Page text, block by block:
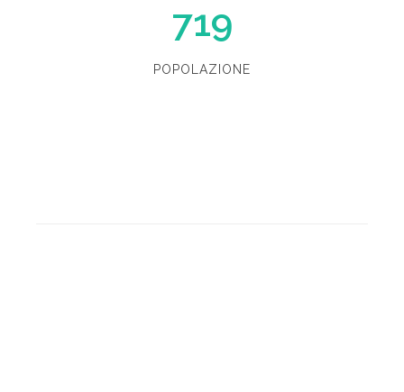
719
POPOLAZIONE